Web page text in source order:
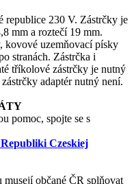
republice 230 V. Zástrčky je
mm a roztečí 19 mm.
kovové uzemňovací písky
stranách. Zástrčka i
tříkolové zástrčky je nutný
adaptér nutný není.
pomoc, spojte se s
Czeskiej
musejí občané ČR splňovat